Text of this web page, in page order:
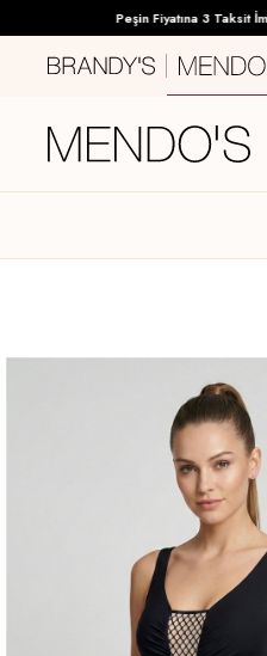
Peşin Fiyatına 3 Taksit İmkanı